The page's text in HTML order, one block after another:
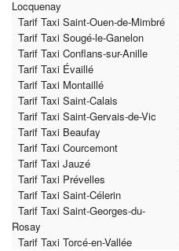
Locquenay
Tarif Taxi Saint-Ouen-de-Mimbré
Tarif Taxi Sougé-le-Ganelon
Tarif Taxi Conflans-sur-Anille
Tarif Taxi Évaillé
Tarif Taxi Montaillé
Tarif Taxi Saint-Calais
Tarif Taxi Saint-Gervais-de-Vic
Tarif Taxi Beaufay
Tarif Taxi Courcemont
Tarif Taxi Jauzé
Tarif Taxi Prévelles
Tarif Taxi Saint-Célerin
Tarif Taxi Saint-Georges-du-
Rosay
Tarif Taxi Torcé-en-Vallée